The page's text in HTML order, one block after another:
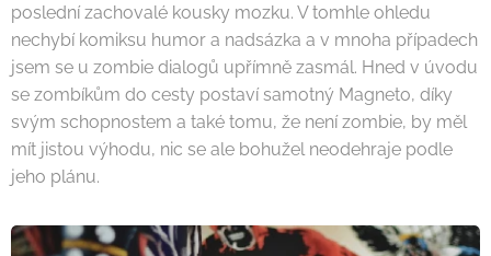
poslední zachovalé kousky mozku. V tomhle ohledu
nechybí komiksu humor a nadsázka a v mnoha případech
jsem se u zombie dialogů upřímně zasmál. Hned v úvodu
se zombíkům do cesty postaví samotný Magneto, díky
svým schopnostem a také tomu, že není zombie, by měl
mít jistou výhodu, nic se ale bohužel neodehraje podle
jeho plánu.